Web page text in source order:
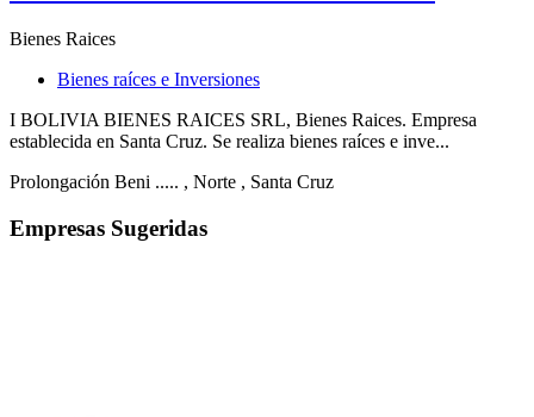
Bienes Raices
Bienes raíces e Inversiones
I BOLIVIA BIENES RAICES SRL, Bienes Raices. Empresa
establecida en Santa Cruz. Se realiza bienes raíces e inve...
Prolongación Beni ..... , Norte , Santa Cruz
Empresas Sugeridas